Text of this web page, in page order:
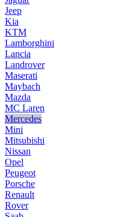
Jeep
Kia
KTM
Lamborghini
Lancia
Landrover
Maserati
Maybach
Mazda
MC Laren
Mercedes
Mini
Mitsubishi
Nissan
Opel
Peugeot
Porsche
Renault
Rover